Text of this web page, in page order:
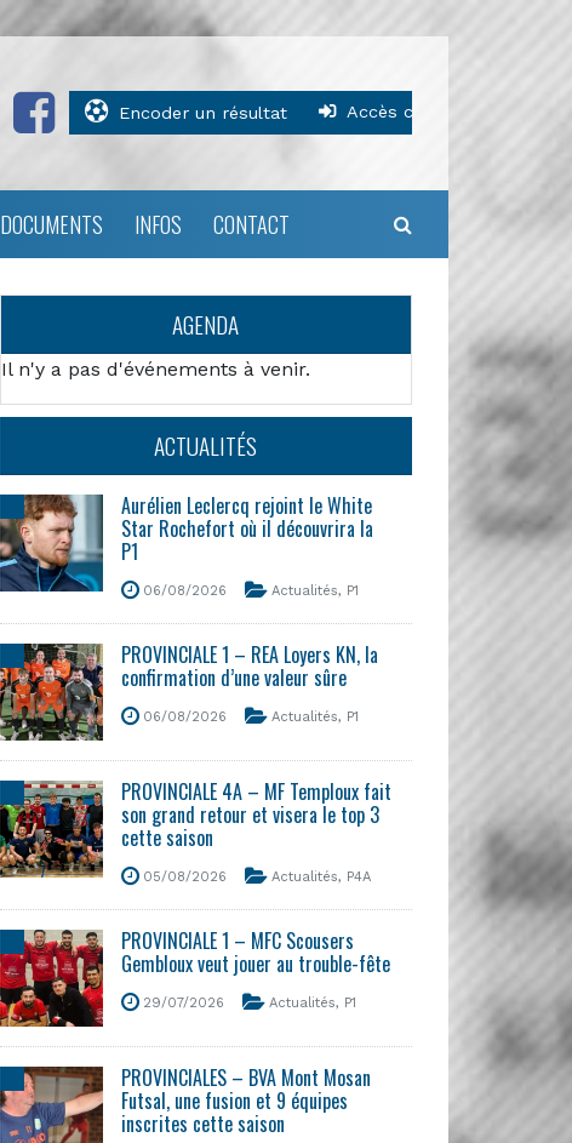
Encoder un résultat Accès clubs
DOCUMENTS INFOS CONTACT
AGENDA
Il n'y a pas d'événements à venir.
ACTUALITÉS
Aurélien Leclercq rejoint le White
Star Rochefort où il découvrira la
P1
06/08/2026 Actualités, P1
PROVINCIALE 1 – REA Loyers KN, la
confirmation d’une valeur sûre
06/08/2026 Actualités, P1
PROVINCIALE 4A – MF Temploux fait
son grand retour et visera le top 3
cette saison
05/08/2026 Actualités, P4A
PROVINCIALE 1 – MFC Scousers
Gembloux veut jouer au trouble-fête
29/07/2026 Actualités, P1
PROVINCIALES – BVA Mont Mosan
Futsal, une fusion et 9 équipes
inscrites cette saison